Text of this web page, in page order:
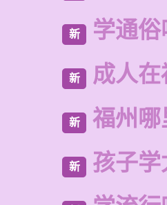
新 学通
新 成人
新 福州哪
新 孩子